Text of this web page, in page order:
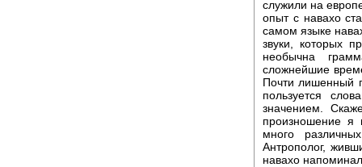
служили на
опыт с навахо
самом языке
звуки, которых
необычна
сложнейшие
Почти лишенный
пользуется
значением.
произношение я
много
Антрополог,
навахо